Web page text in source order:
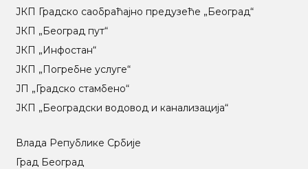
ЈКП Градско саобраћајно предузеће „Београд“
ЈКП „Београд пут“
ЈКП „Инфостан“
ЈКП „Погребне услуге“
ЈП „Градско стамбено“
ЈКП „Београдски водовод и канализација“
Влада Републике Србије
Град Београд